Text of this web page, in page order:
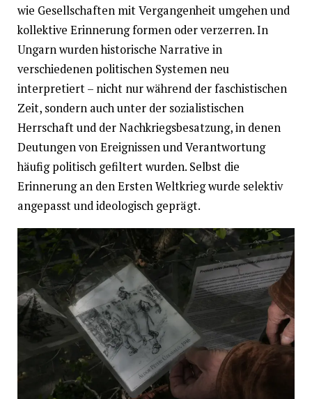
wie Gesellschaften mit Vergangenheit umgehen und
kollektive Erinnerung formen oder verzerren. In
Ungarn wurden historische Narrative in
verschiedenen politischen Systemen neu
interpretiert – nicht nur während der faschistischen
Zeit, sondern auch unter der sozialistischen
Herrschaft und der Nachkriegsbesatzung, in denen
Deutungen von Ereignissen und Verantwortung
häufig politisch gefiltert wurden. Selbst die
Erinnerung an den Ersten Weltkrieg wurde selektiv
angepasst und ideologisch geprägt.